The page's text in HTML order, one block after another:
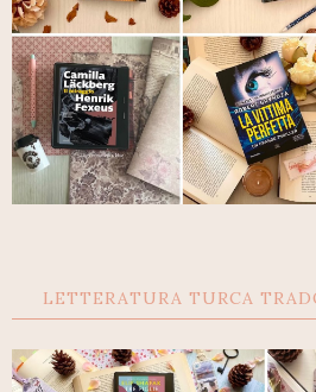
LETTERATURA TURCA